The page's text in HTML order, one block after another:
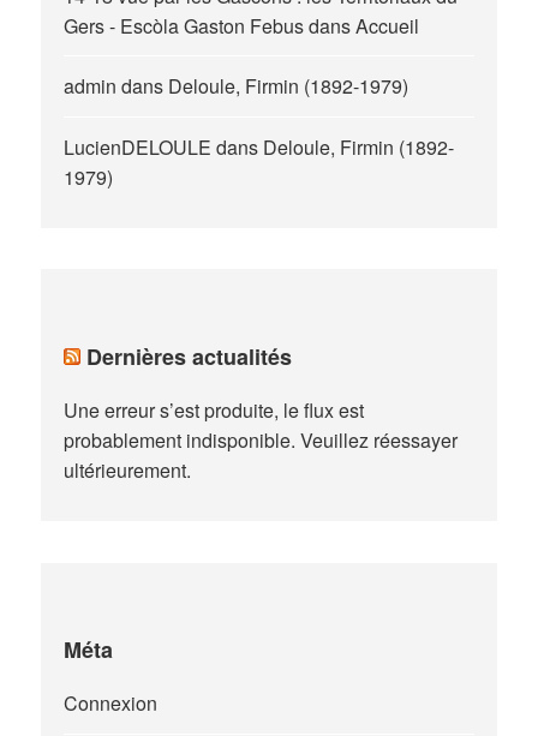
Gers - Escòla Gaston FebusdansAccueil
admin dans Deloule, Firmin (1892-1979)
LucienDELOULE dans Deloule, Firmin (1892-
1979)
Dernières actualités
Une erreur s’est produite, le flux est
probablement indisponible. Veuillez réessayer
ultérieurement.
Méta
Connexion